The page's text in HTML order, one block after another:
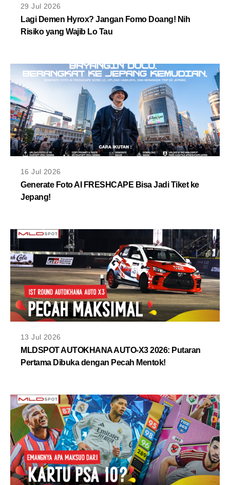
29 Jul 2026
Lagi Demen Hyrox? Jangan Fomo Doang! Nih
Risiko yang Wajib Lo Tau
16 Jul 2026
Generate Foto AI FRESHCAPE Bisa Jadi Tiket ke
Jepang!
13 Jul 2026
MLDSPOT AUTOKHANA AUTO-X3 2026: Putaran
Pertama Dibuka dengan Pecah Mentok!